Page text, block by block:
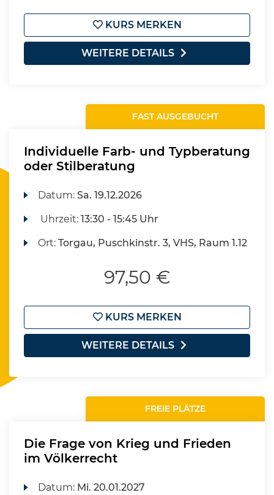
KURS MERKEN
WEITERE DETAILS
FAST AUSGEBUCHT
Individuelle Farb- und Typberatung
oder Stilberatung
Datum:Sa. 19.12.2026
Uhrzeit:13:30 - 15:45 Uhr
Ort:Torgau, Puschkinstr. 3, VHS, Raum 1.12
97,50 €
KURS MERKEN
WEITERE DETAILS
FREIE PLÄTZE
Die Frage von Krieg und Frieden
im Völkerrecht
Datum: Mi. 20.01.2027